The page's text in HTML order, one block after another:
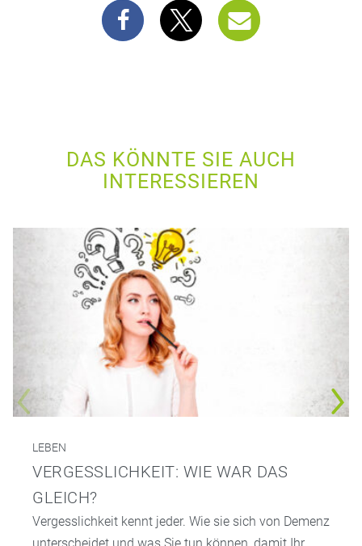
DAS KÖNNTE SIE AUCH
INTERESSIEREN
LEBEN
VERGESSLICHKEIT: WIE WAR DAS
GLEICH?
Vergesslichkeit kennt jeder. Wie sie sich von Demenz